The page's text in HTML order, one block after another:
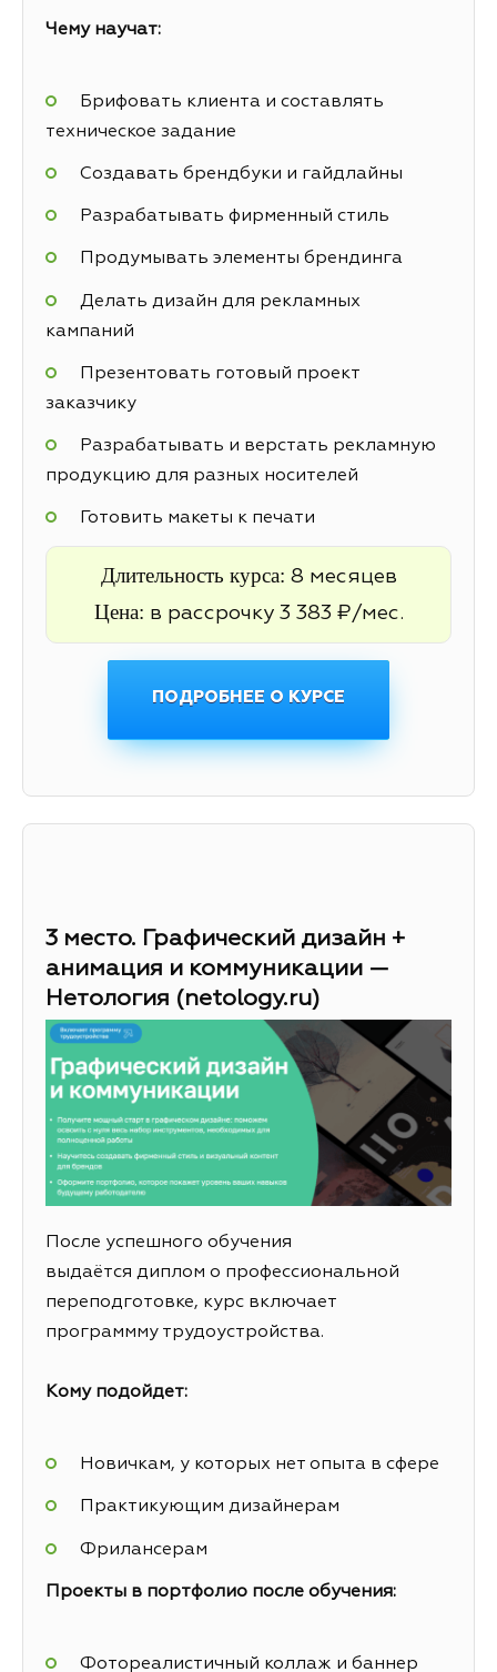
Чему научат:
Брифовать клиента и составлять
техническое задание
Создавать брендбуки и гайдлайны
Разрабатывать фирменный стиль
Продумывать элементы брендинга
Делать дизайн для рекламных
кампаний
Презентовать готовый проект
заказчику
Разрабатывать и верстать рекламную
продукцию для разных носителей
Готовить макеты к печати
Длительность курса: 8 месяцев
Цена: в рассрочку 3 383 ₽/мес.
ПОДРОБНЕЕ О КУРСЕ
3 место. Графический дизайн +
анимация и коммуникации —
Нетология (netology.ru)
После успешного обучения
выдаётся диплом о профессиональной
переподготовке, курс включает
программму трудоустройства.
Кому подойдет:
Новичкам, у которых нет опыта в сфере
Практикующим дизайнерам
Фрилансерам
Проекты в портфолио после обучения:
Фотореалистичный коллаж и баннер